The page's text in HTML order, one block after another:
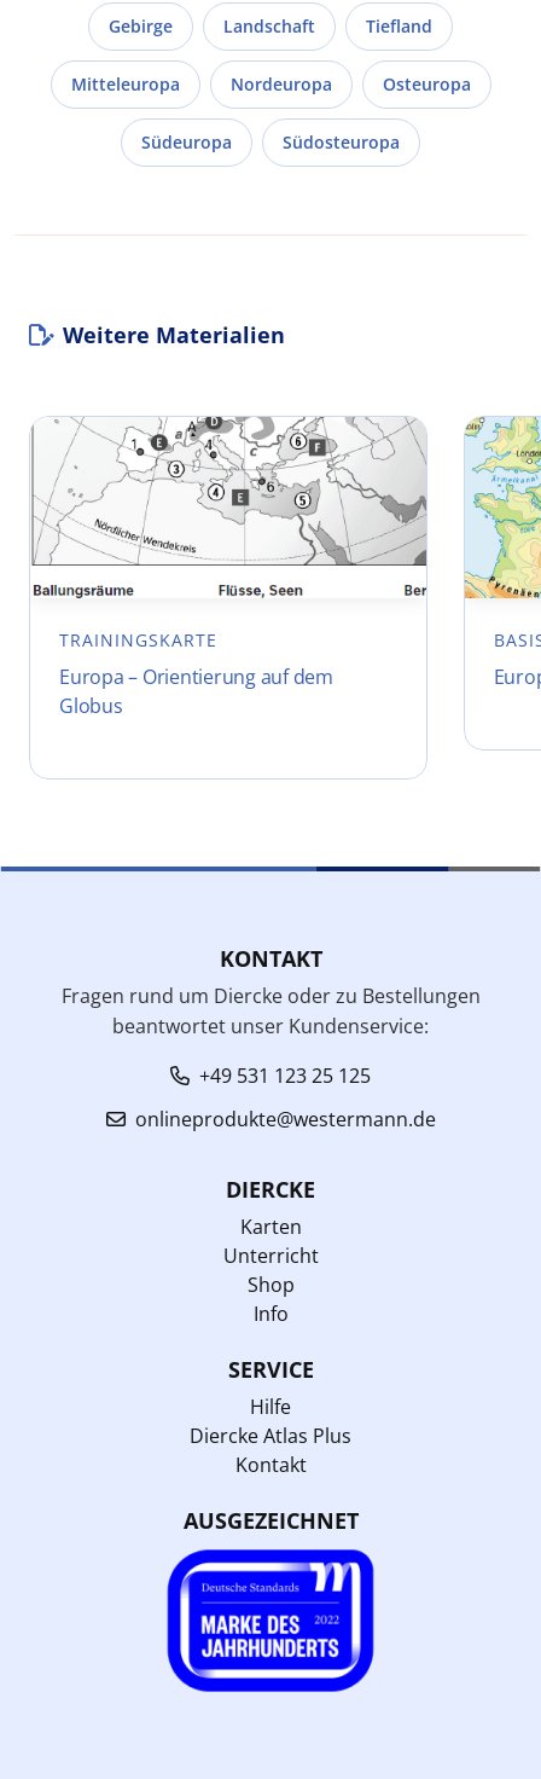
Gebirge Landschaft Tiefland
Mitteleuropa Nordeuropa Osteuropa
Südeuropa Südosteuropa
Weitere Materialien
TRAININGSKARTE
Europa – Orientierung auf dem
Globus
KONTAKT
Fragen rund um Diercke oder zu Bestellungen
beantwortet unser Kundenservice:
+49 531 123 25 125
onlineprodukte@westermann.de
DIERCKE
Karten
Unterricht
Shop
Info
SERVICE
Hilfe
Diercke Atlas Plus
Kontakt
AUSGEZEICHNET